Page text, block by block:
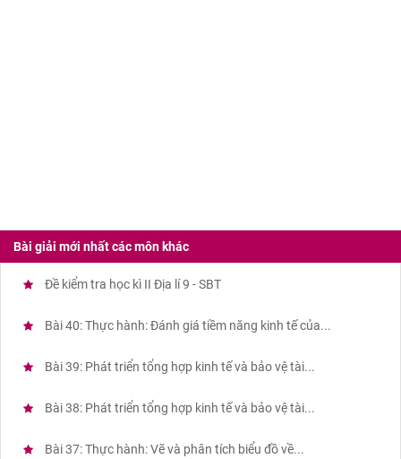
Bài giải mới nhất các môn khác
Đề kiểm tra học kì II Địa lí 9 - SBT
Bài 40: Thực hành: Đánh giá tiềm năng kinh tế của...
Bài 39: Phát triển tổng hợp kinh tế và bảo vệ tài...
Bài 38: Phát triển tổng hợp kinh tế và bảo vệ tài...
Bài 37: Thực hành: Vẽ và phân tích biểu đồ về...